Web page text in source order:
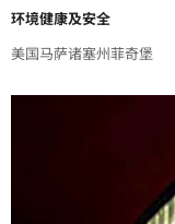
环境健康及安全
美国马萨诸塞州菲奇堡